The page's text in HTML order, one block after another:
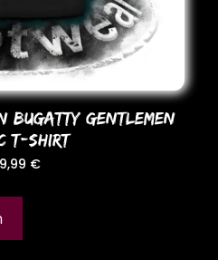
GENTLEMEN
T-SHIRT
€